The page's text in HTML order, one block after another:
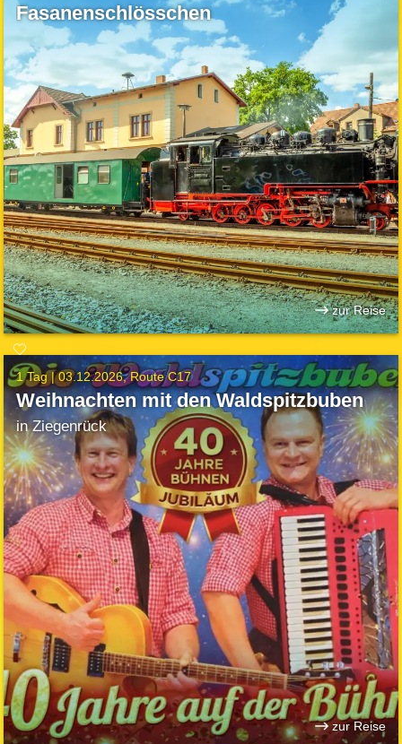
Fasanenschlösschen
zur Reise
1 Tag |03.12.2026 Route C17
Weihnachten mit den Waldspitzbuben
in Ziegenrück
zur Reise